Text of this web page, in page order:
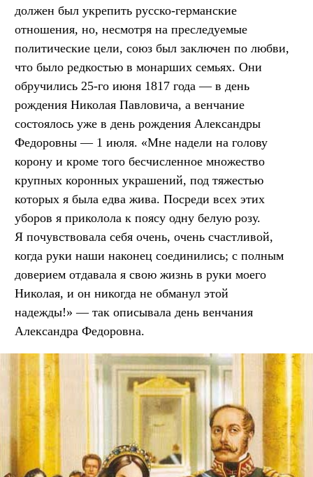
должен был укрепить русско-германские
отношения, но, несмотря на преследуемые
политические цели, союз был заключен по любви,
что было редкостью в монарших семьях. Они
обручились 25-го июня 1817 года — в день
рождения Николая Павловича, а венчание
состоялось уже в день рождения Александры
Федоровны — 1 июля. «Мне надели на голову
корону и кроме того бесчисленное множество
крупных коронных украшений, под тяжестью
которых я была едва жива. Посреди всех этих
уборов я приколола к поясу одну белую розу.
Я почувствовала себя очень, очень счастливой,
когда руки наши наконец соединились; с полным
доверием отдавала я свою жизнь в руки моего
Николая, и он никогда не обманул этой
надежды!» — так описывала день венчания
Александра Федоровна.